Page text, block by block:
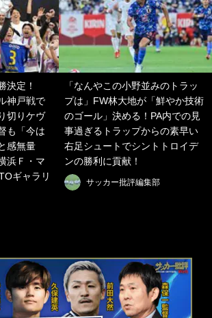
決定！
神戸戦で
切りケヴ
も「今は
感無量
浜Ｆ・マ
ギャラリ
「なんやこの小野並みのトラッ
プは」FW林大地が「鮮やか技術
のゴール」決める！PA内での見
事過ぎるトラップからの素早い
右足シュートでシントトロイデ
ンの勝利に貢献！
サッカー批評編集部